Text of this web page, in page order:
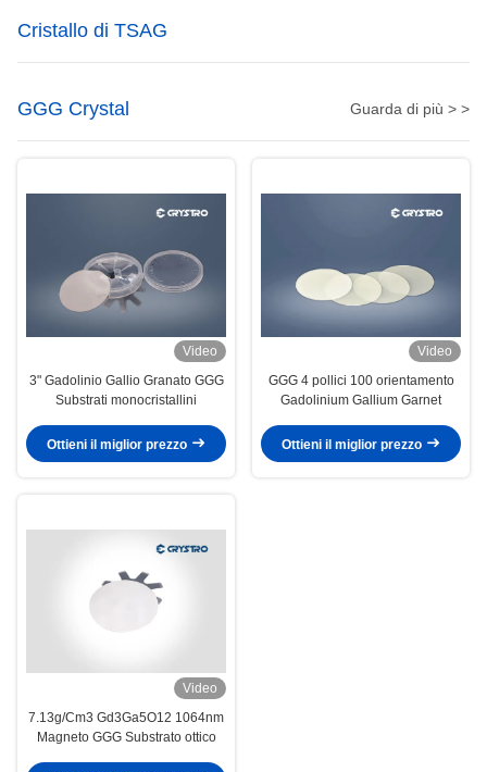
Cristallo di TSAG
GGG Crystal Guarda di più > >
Video
3" Gadolinio Gallio Granato GGG
Substrati monocristallini
Ottieni il miglior prezzo
Video
GGG 4 pollici 100 orientamento
Gadolinium Gallium Garnet
Ottieni il miglior prezzo
Video
7.13g/Cm3 Gd3Ga5O12 1064nm
Magneto GGG Substrato ottico